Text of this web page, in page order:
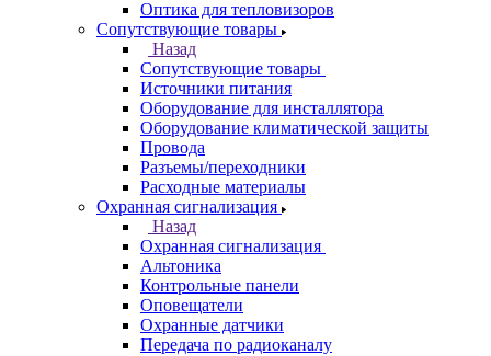
Оптика для тепловизоров
Сопутствующие товары
Назад
Сопутствующие товары
Источники питания
Оборудование для инсталлятора
Оборудование климатической защиты
Провода
Разъемы/переходники
Расходные материалы
Охранная сигнализация
Назад
Охранная сигнализация
Альтоника
Контрольные панели
Оповещатели
Охранные датчики
Передача по радиоканалу